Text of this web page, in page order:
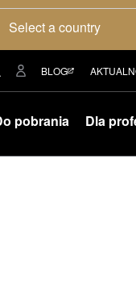
Select a country
BLOG
pobrania Dla